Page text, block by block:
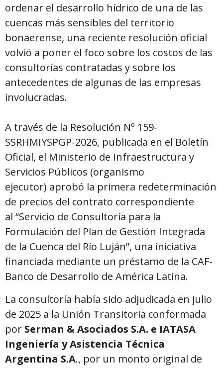
ordenar el desarrollo hídrico de una de las
cuencas más sensibles del territorio
bonaerense, una reciente resolución oficial
volvió a poner el foco sobre los costos de las
consultorías contratadas y sobre los
antecedentes de algunas de las empresas
involucradas.
A través de la Resolución Nº 159-
SSRHMIYSPGP-2026, publicada en el Boletín
Oficial, el Ministerio de Infraestructura y
Servicios Públicos (organismo
ejecutor) aprobó la primera redeterminación
de precios del contrato correspondiente
al “Servicio de Consultoría para la
Formulación del Plan de Gestión Integrada
de la Cuenca del Río Luján”, una iniciativa
financiada mediante un préstamo de la CAF-
Banco de Desarrollo de América Latina.
La consultoría había sido adjudicada en julio
de 2025 a la Unión Transitoria conformada
por Serman & Asociados S.A. e IATASA
Ingeniería y Asistencia Técnica
Argentina S.A., por un monto original de